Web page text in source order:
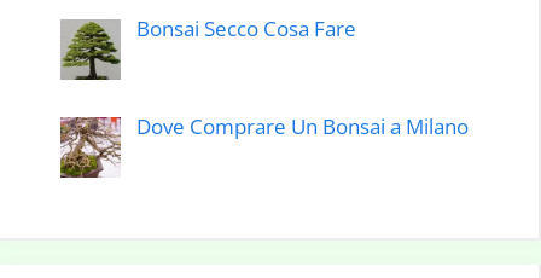
Bonsai Secco Cosa Fare
Dove Comprare Un Bonsai a Milano